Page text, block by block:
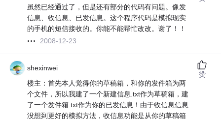
虽然已经通过了，但是还有部分的代码有问题。像发
信息、收信息、已发信息。这个程序代码是模拟现实
的手机的短信接收的。你能不能帮忙改改。谢了！！
2008-12-23
shexinwei
楼主：首先本人觉得你的草稿箱，和你的发件箱为两
个文件，所以我建了一个新建信息.txt作为草稿箱，建
了一个发件箱.txt作为你的已发信息！由于收信息信息
没想到更好的模拟方法，收信息功能是从你的草稿箱
赞